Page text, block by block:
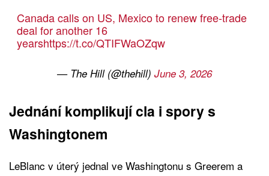
Canada calls on US, Mexico to renew free-trade
deal for another 16
yearshttps://t.co/QTIFWaOZqw
— The Hill (@thehill) June 3, 2026
Jednání komplikují cla i spory s
Washingtonem
LeBlanc v úterý jednal ve Washingtonu s Greerem a